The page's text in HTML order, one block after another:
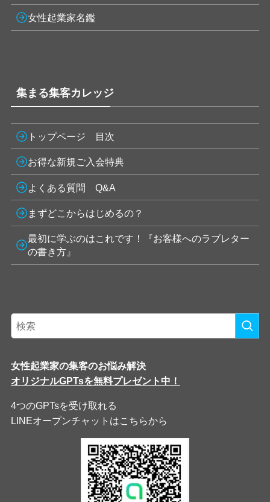
女性起業家名鑑
集まる集客カレッジ
トップページ 目次
お得な新規ご入会特典
よくある質問 Q&A
まずどこからはじめるの？
最初に学ぶのはこれです！『お客様へのラブレター
の書き方』
女性起業家の集客のお悩み解決
オリジナルGPTsを無料プレゼント中！
4つのGPTsを受け取れる
LINEオープンチャットはこちらから